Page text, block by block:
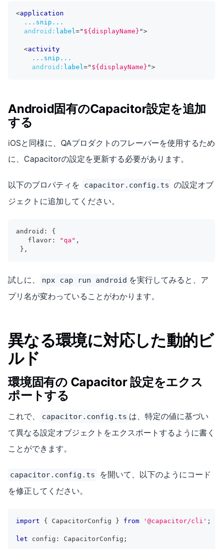
<application
...snip...
android: label =" ${displayName} ">
<activity
...snip...
android: label =" ${displayName} ">
Android固有のCapacitor設定を追加
する
iOSと同様に、QAプロダクトのフレーバーを使用するため
に、Capacitorの設定を更新する必要があります。
以下のプロパティを capacitor.config.ts の設定オブ
ジェクトに追加してください。
android :
{
   flavor
: "qa" ,
} ,
試しに、 npx cap run android を実行してみると、ア
プリ名が変わっていることがわかります。
異なる環境に対応した動的ビ
ルド
環境固有の Capacitor 設定をエクス
ポートする
これで、 capacitor.config.ts は、特定の値に基づい
て異なる設定オブジェクトをエクスポートするように書く
ことができます。
capacitor.config.ts
を開いて、以下のようにコード
を修正してください。
import { CapacitorConfig } from '@capacitor/cli' ;
let config : CapacitorConfig ;